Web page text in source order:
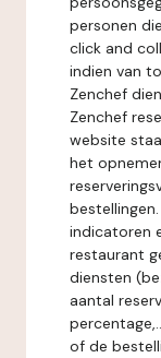
personen
click and
indien van
Zenchef
Zenchef
website
het
indicatoren
restaurant
diensten
aantal
of de